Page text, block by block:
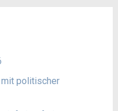
mit politischer